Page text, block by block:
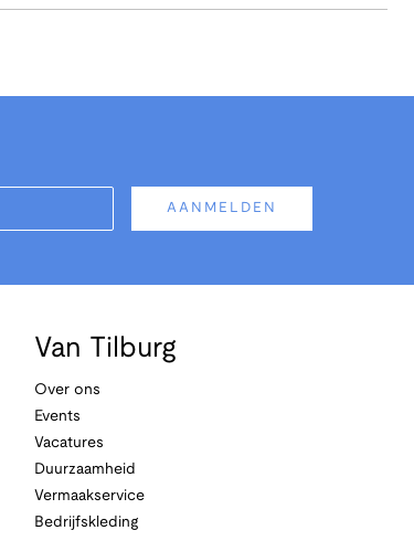
AANMELDEN
Van Tilburg
Over ons
Events
Vacatures
Duurzaamheid
Vermaakservice
Bedrijfskleding